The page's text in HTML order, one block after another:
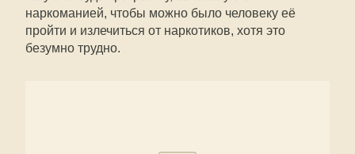
наркоманией, чтобы можно было человеку её
пройти и излечиться от наркотиков, хотя это
безумно трудно.